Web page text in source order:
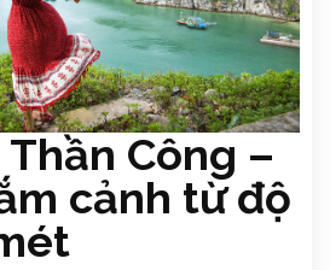
Công –
cảnh từ độ